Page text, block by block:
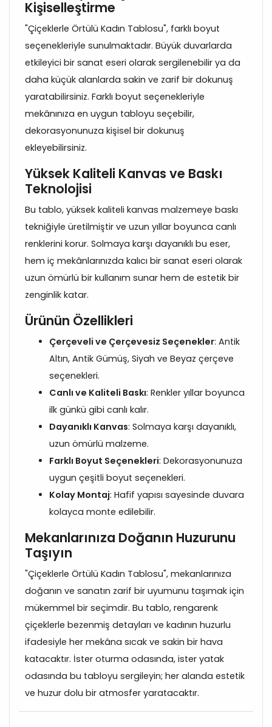
Kişiselleştirme
"Çiçeklerle Örtülü Kadın Tablosu", farklı boyut
seçenekleriyle sunulmaktadır. Büyük duvarlarda
etkileyici bir sanat eseri olarak sergilenebilir ya da
daha küçük alanlarda sakin ve zarif bir dokunuş
yaratabilirsiniz. Farklı boyut seçenekleriyle
mekânınıza en uygun tabloyu seçebilir,
dekorasyonunuza kişisel bir dokunuş
ekleyebilirsiniz.
Yüksek Kaliteli Kanvas ve Baskı
Teknolojisi
Bu tablo, yüksek kaliteli kanvas malzemeye baskı
tekniğiyle üretilmiştir ve uzun yıllar boyunca canlı
renklerini korur. Solmaya karşı dayanıklı bu eser,
hem iç mekânlarınızda kalıcı bir sanat eseri olarak
uzun ömürlü bir kullanım sunar hem de estetik bir
zenginlik katar.
Ürünün Özellikleri
Çerçeveli ve Çerçevesiz Seçenekler: Antik
Altın, Antik Gümüş, Siyah ve Beyaz çerçeve
seçenekleri.
Canlı ve Kaliteli Baskı: Renkler yıllar boyunca
ilk günkü gibi canlı kalır.
Dayanıklı Kanvas: Solmaya karşı dayanıklı,
uzun ömürlü malzeme.
Farklı Boyut Seçenekleri: Dekorasyonunuza
uygun çeşitli boyut seçenekleri.
Kolay Montaj: Hafif yapısı sayesinde duvara
kolayca monte edilebilir.
Mekanlarınıza Doğanın Huzurunu
Taşıyın
"Çiçeklerle Örtülü Kadın Tablosu", mekanlarınıza
doğanın ve sanatın zarif bir uyumunu taşımak için
mükemmel bir seçimdir. Bu tablo, rengarenk
çiçeklerle bezenmiş detayları ve kadının huzurlu
ifadesiyle her mekâna sıcak ve sakin bir hava
katacaktır. İster oturma odasında, ister yatak
odasında bu tabloyu sergileyin; her alanda estetik
ve huzur dolu bir atmosfer yaratacaktır.